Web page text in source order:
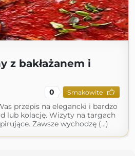
z bakłażanem i
0 Smakowite
przepis na elegancki i bardzo
lub kolację. Wizyty na targach
Zawsze wychodzę (...)